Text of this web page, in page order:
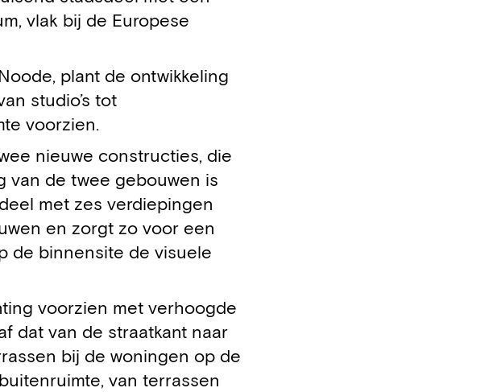
vlak bij de Europese
plant de ontwikkeling
studio’s tot
voorzien.
nieuwe constructies, die
van de twee gebouwen is
met zes verdiepingen
en zorgt zo voor een
de binnensite de visuele
voorzien met verhoogde
dat van de straatkant naar
bij de woningen op de
van terrassen